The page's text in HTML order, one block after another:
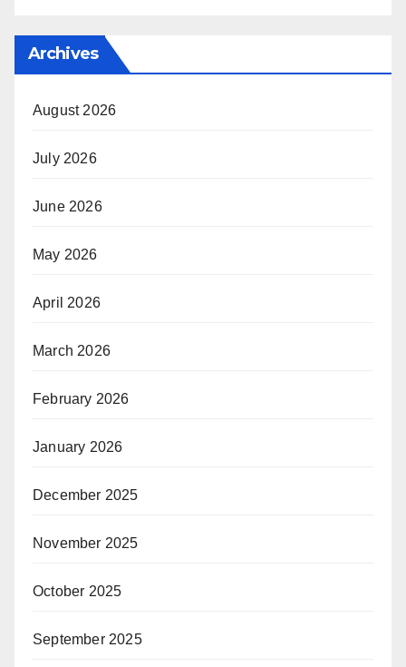
Archives
August 2026
July 2026
June 2026
May 2026
April 2026
March 2026
February 2026
January 2026
December 2025
November 2025
October 2025
September 2025